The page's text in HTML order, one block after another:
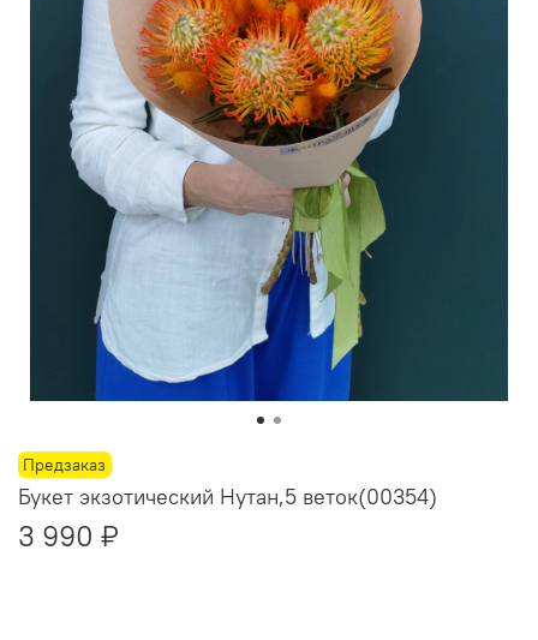
Предзаказ
Букет экзотический Нутан,5 веток(00354)
3 990 ₽